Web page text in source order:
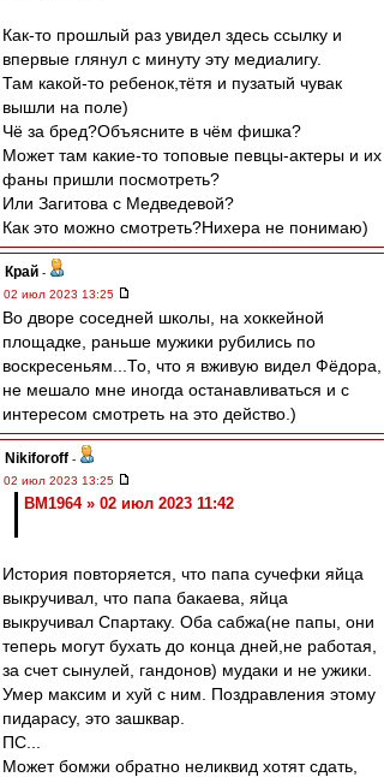
Как-то прошлый раз увидел здесь ссылку и
впервые глянул с минуту эту медиалигу.
Там какой-то ребенок,тётя и пузатый чувак
вышли на поле)
Чё за бред?Объясните в чём фишка?
Может там какие-то топовые певцы-актеры и их
фаны пришли посмотреть?
Или Загитова с Медведевой?
Как это можно смотреть?Нихера не понимаю)
Край -
02 июл 2023 13:25
Во дворе соседней школы, на хоккейной
площадке, раньше мужики рубились по
воскресеньям...То, что я вживую видел Фёдора,
не мешало мне иногда останавливаться и с
интересом смотреть на это действо.)
Nikiforoff -
02 июл 2023 13:25
BM1964 » 02 июл 2023 11:42
История повторяется, что папа сучефки яйца
выкручивал, что папа бакаева, яйца
выкручивал Спартаку. Оба сабжа(не папы, они
теперь могут бухать до конца дней,не работая,
за счет сынулей, гандонов) мудаки и не ужики.
Умер максим и хуй с ним. Поздравления этому
пидарасу, это зашквар.
ПС...
Может бомжи обратно неликвид хотят сдать,